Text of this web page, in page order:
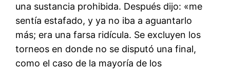
una sustancia prohibida. Después dijo: «me
sentía estafado, y ya no iba a aguantarlo
más; era una farsa ridícula. Se excluyen los
torneos en donde no se disputó una final,
como el caso de la mayoría de los